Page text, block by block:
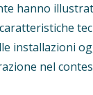
hanno
installazioni
nel